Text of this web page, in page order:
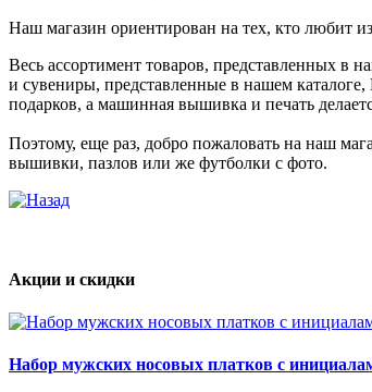
Наш магазин ориентирован на тех, кто любит
Весь ассортимент товаров, представленных в
и сувениры, представленные в нашем
подарков, а машинная вышивка и печать
подарить
деньги
и
километров,
этого
просто
перевести
Поэтому, еще раз, добро пожаловать на наш
вышивки, пазлов или же футболки с фото.
Акции и скидки
Набор мужских носовых платков с